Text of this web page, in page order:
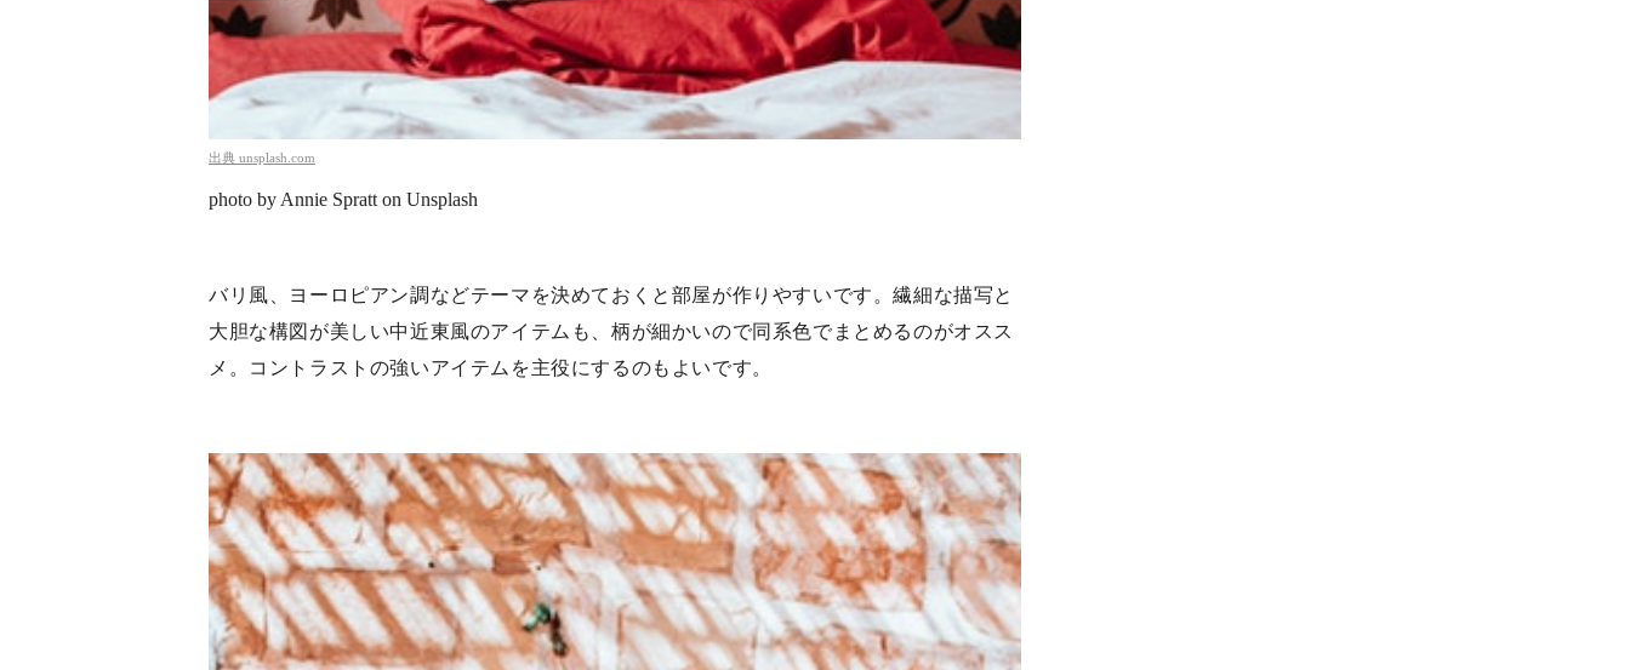
出典 unsplash.com
photo by Annie Spratt on Unsplash
バリ風、ヨーロピアン調などテーマを決めておくと部屋が作りやすいです。繊細な描写と
大胆な構図が美しい中近東風のアイテムも、柄が細かいので同系色でまとめるのがオスス
メ。コントラストの強いアイテムを主役にするのもよいです。